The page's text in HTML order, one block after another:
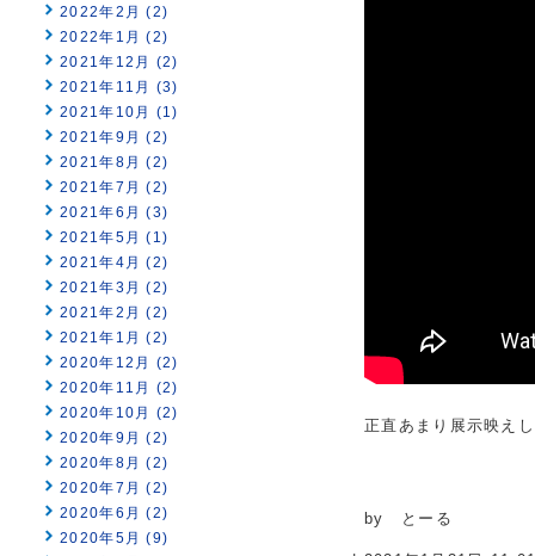
2022年2月 (2)
2022年1月 (2)
2021年12月 (2)
2021年11月 (3)
2021年10月 (1)
2021年9月 (2)
2021年8月 (2)
2021年7月 (2)
2021年6月 (3)
2021年5月 (1)
2021年4月 (2)
2021年3月 (2)
2021年2月 (2)
2021年1月 (2)
2020年12月 (2)
2020年11月 (2)
2020年10月 (2)
2020年9月 (2)
2020年8月 (2)
2020年7月 (2)
2020年6月 (2)
2020年5月 (9)
正直あまり展示映え
by とーる